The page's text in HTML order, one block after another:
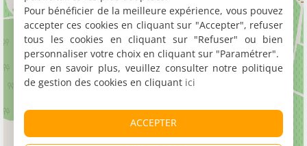
Pour bénéficier de la meilleure expérience, vous pouvez
accepter ces cookies en cliquant sur "Accepter", refuser
tous les cookies en cliquant sur "Refuser" ou bien
personnaliser votre choix en cliquant sur "Paramétrer".
Pour en savoir plus, veuillez consulter notre politique
de gestion des cookies en cliquant ici
ACCEPTER